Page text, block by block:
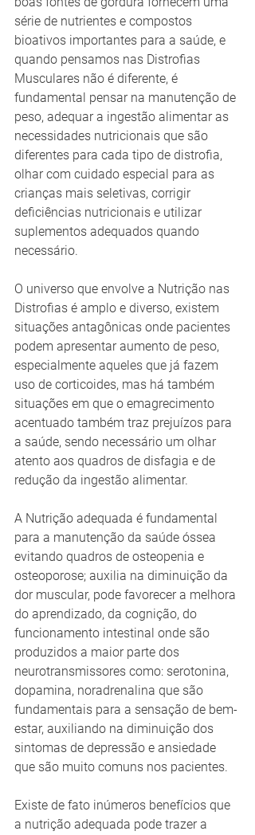
série de nutrientes e compostos
bioativos importantes para a saúde, e
quando pensamos nas Distrofias
Musculares não é diferente, é
fundamental pensar na manutenção de
peso, adequar a ingestão alimentar as
necessidades nutricionais que são
diferentes para cada tipo de distrofia,
olhar com cuidado especial para as
crianças mais seletivas, corrigir
deficiências nutricionais e utilizar
suplementos adequados quando
necessário.
O universo que envolve a Nutrição nas
Distrofias é amplo e diverso, existem
situações antagônicas onde pacientes
podem apresentar aumento de peso,
especialmente aqueles que já fazem
uso de corticoides, mas há também
situações em que o emagrecimento
acentuado também traz prejuízos para
a saúde, sendo necessário um olhar
atento aos quadros de disfagia e de
redução da ingestão alimentar.
A Nutrição adequada é fundamental
para a manutenção da saúde óssea
evitando quadros de osteopenia e
osteoporose; auxilia na diminuição da
dor muscular, pode favorecer a melhora
do aprendizado, da cognição, do
funcionamento intestinal onde são
produzidos a maior parte dos
neurotransmissores como: serotonina,
dopamina, noradrenalina que são
fundamentais para a sensação de bem-
estar, auxiliando na diminuição dos
sintomas de depressão e ansiedade
que são muito comuns nos pacientes.
Existe de fato inúmeros benefícios que
a nutrição adequada pode trazer a